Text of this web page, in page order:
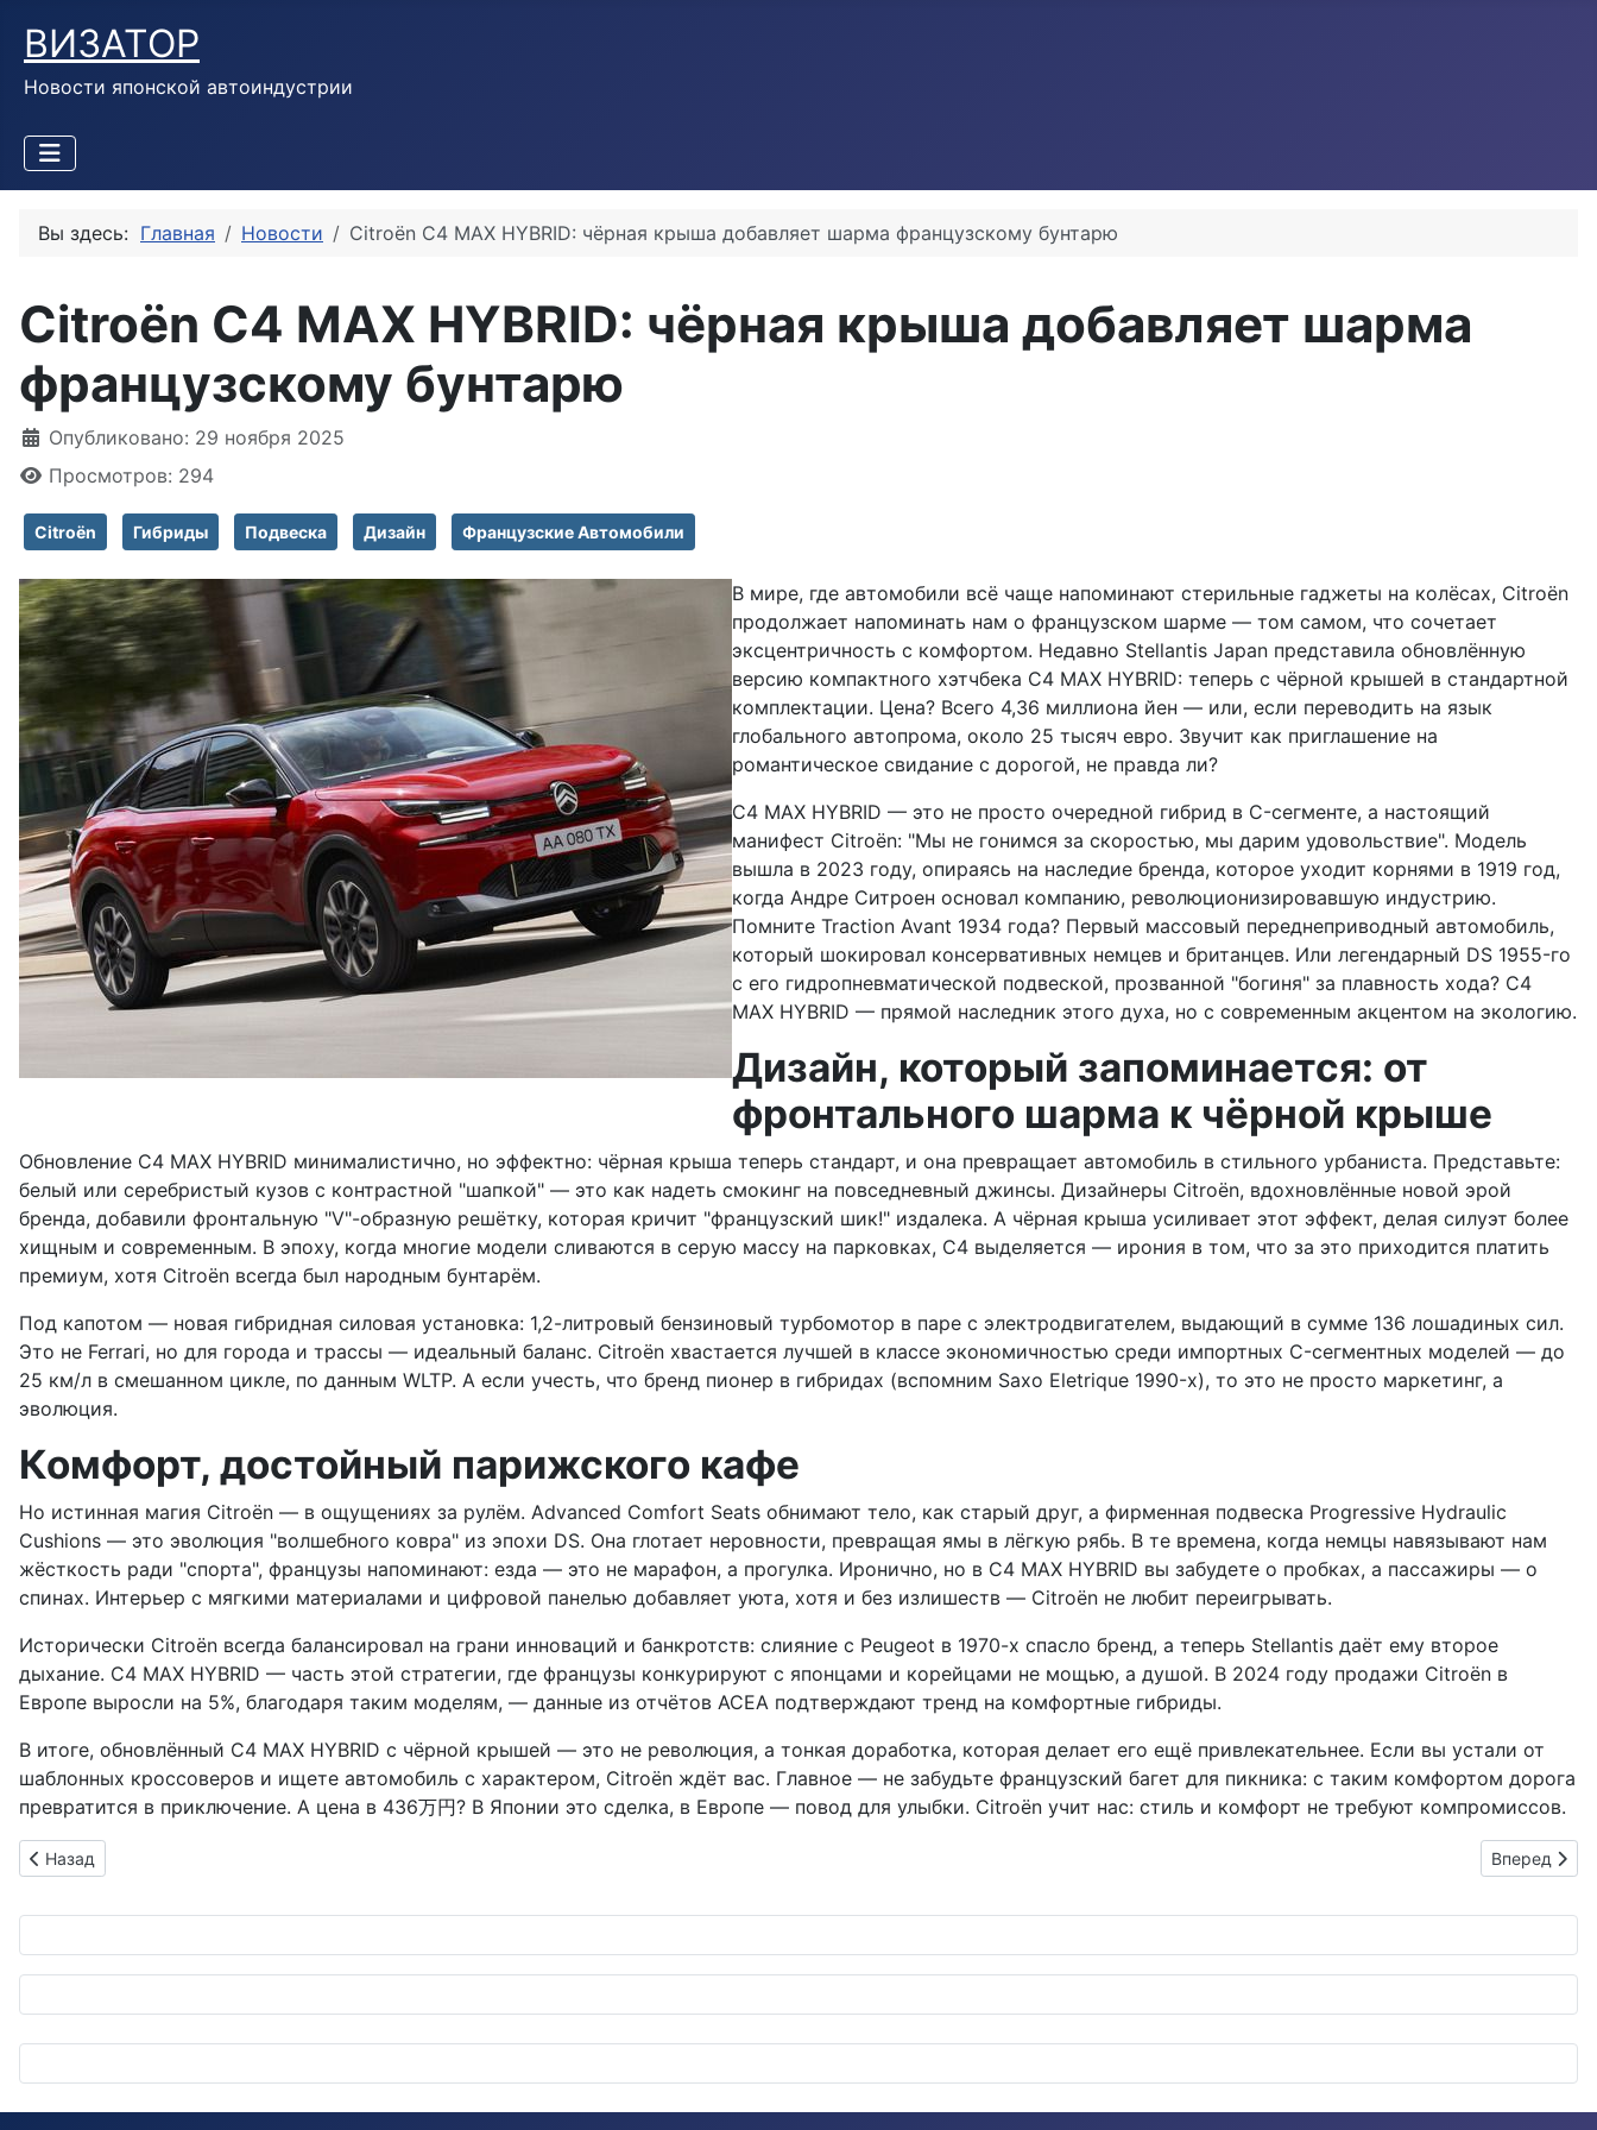
ВИЗАТОР
Новости японской автоиндустрии
Вы здесь: Главная Новости Citroën C4 MAX HYBRID: чёрная крыша добавляет шарма французскому бунтарю
Citroën C4 MAX HYBRID: чёрная крыша добавляет шарма
французскому бунтарю
Информация о материале
Опубликовано: 29 ноября 2025
Просмотров: 294
Citroën Гибриды Подвеска Дизайн Французские Автомобили
В мире, где автомобили всё чаще напоминают стерильные гаджеты на колёсах, Citroën
продолжает напоминать нам о французском шарме — том самом, что сочетает
эксцентричность с комфортом. Недавно Stellantis Japan представила обновлённую
версию компактного хэтчбека C4 MAX HYBRID: теперь с чёрной крышей в стандартной
комплектации. Цена? Всего 4,36 миллиона йен — или, если переводить на язык
глобального автопрома, около 25 тысяч евро. Звучит как приглашение на
романтическое свидание с дорогой, не правда ли?
C4 MAX HYBRID — это не просто очередной гибрид в C-сегменте, а настоящий
манифест Citroën: "Мы не гонимся за скоростью, мы дарим удовольствие". Модель
вышла в 2023 году, опираясь на наследие бренда, которое уходит корнями в 1919 год,
когда Андре Ситроен основал компанию, революционизировавшую индустрию.
Помните Traction Avant 1934 года? Первый массовый переднеприводный автомобиль,
который шокировал консервативных немцев и британцев. Или легендарный DS 1955-го
с его гидропневматической подвеской, прозванной "богиня" за плавность хода? C4
MAX HYBRID — прямой наследник этого духа, но с современным акцентом на экологию.
Дизайн, который запоминается: от
фронтального шарма к чёрной крыше
Обновление C4 MAX HYBRID минималистично, но эффектно: чёрная крыша теперь стандарт, и она превращает автомобиль в стильного урбаниста. Представьте:
белый или серебристый кузов с контрастной "шапкой" — это как надеть смокинг на повседневный джинсы. Дизайнеры Citroën, вдохновлённые новой эрой
бренда, добавили фронтальную "V"-образную решётку, которая кричит "французский шик!" издалека. А чёрная крыша усиливает этот эффект, делая силуэт более
хищным и современным. В эпоху, когда многие модели сливаются в серую массу на парковках, C4 выделяется — ирония в том, что за это приходится платить
премиум, хотя Citroën всегда был народным бунтарём.
Под капотом — новая гибридная силовая установка: 1,2-литровый бензиновый турбомотор в паре с электродвигателем, выдающий в сумме 136 лошадиных сил.
Это не Ferrari, но для города и трассы — идеальный баланс. Citroën хвастается лучшей в классе экономичностью среди импортных C-сегментных моделей — до
25 км/л в смешанном цикле, по данным WLTP. А если учесть, что бренд пионер в гибридах (вспомним Saxo Eletrique 1990-х), то это не просто маркетинг, а
эволюция.
Комфорт, достойный парижского кафе
Но истинная магия Citroën — в ощущениях за рулём. Advanced Comfort Seats обнимают тело, как старый друг, а фирменная подвеска Progressive Hydraulic
Cushions — это эволюция "волшебного ковра" из эпохи DS. Она глотает неровности, превращая ямы в лёгкую рябь. В те времена, когда немцы навязывают нам
жёсткость ради "спорта", французы напоминают: езда — это не марафон, а прогулка. Иронично, но в C4 MAX HYBRID вы забудете о пробках, а пассажиры — о
спинах. Интерьер с мягкими материалами и цифровой панелью добавляет уюта, хотя и без излишеств — Citroën не любит переигрывать.
Исторически Citroën всегда балансировал на грани инноваций и банкротств: слияние с Peugeot в 1970-х спасло бренд, а теперь Stellantis даёт ему второе
дыхание. C4 MAX HYBRID — часть этой стратегии, где французы конкурируют с японцами и корейцами не мощью, а душой. В 2024 году продажи Citroën в
Европе выросли на 5%, благодаря таким моделям, — данные из отчётов ACEA подтверждают тренд на комфортные гибриды.
В итоге, обновлённый C4 MAX HYBRID с чёрной крышей — это не революция, а тонкая доработка, которая делает его ещё привлекательнее. Если вы устали от
шаблонных кроссоверов и ищете автомобиль с характером, Citroën ждёт вас. Главное — не забудьте французский багет для пикника: с таким комфортом дорога
превратится в приключение. А цена в 436万円? В Японии это сделка, в Европе — повод для улыбки. Citroën учит нас: стиль и комфорт не требуют компромиссов.
Предыдущий: Сияющий как катана: Детейлинг Honda Civic Coupe в эпоху американского ветра
Назад Следующий:
Вперед